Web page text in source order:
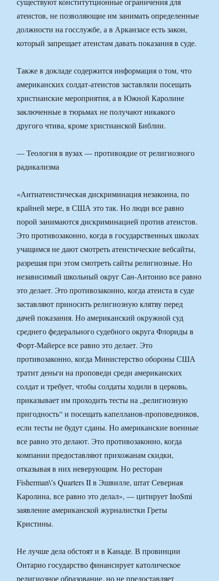
атеистов, не позволяющие им занимать определенные
должности на госслужбе, а в Арканзасе есть закон,
который запрещает атеистам давать показания в суде.
Также в докладе содержится информация о том, что
американских солдат-атеистов заставляли посещать
христианские мероприятия, а в Южной Каролине
заключенные в тюрьмах не получают никакого
другого чтива, кроме христианской Библии.
— Теология в вузах — противоядие от религиозного
радикализма
«Антиатеистическая дискриминация незаконна, по
крайней мере, в США это так. Но люди все равно
порой занимаются дискриминацией против атеистов.
Это противозаконно, когда в государственных школах
учащимся не дают смотреть атеистические вебсайты,
разрешая при этом смотреть сайты религиозные. Но
независимый школьный округ Сан-Антонио все равно
это делает. Это противозаконно, когда атеиста в суде
заставляют приносить религиозную клятву перед
дачей показания. Но американский окружной суд
среднего федерального судебного округа Флориды в
Форт-Майерсе все равно это делает. Это
противозаконно, когда Министерство обороны США
тратит деньги на проповеди среди американских
солдат и требует, чтобы солдаты ходили в церковь,
приказывает им проходить тесты на „религиозную
пригодность“ и посещать капелланов-проповедников,
если тесты не будут сданы. Но американские военные
все равно это делают. Это противозаконно, когда
компании предоставляют прихожанам скидки,
отказывая в них неверующим. Но ресторан
Fisherman\’s Quarters II в Эшвилле, штат Северная
Каролина, все равно это делал», — цитирует InoSmi
заявление американской журналистки Греты
Кристины.
Не лучше дела обстоят и в Канаде. В провинции
Онтарио государство финансирует католическое
религиозное образование, но не предоставляет